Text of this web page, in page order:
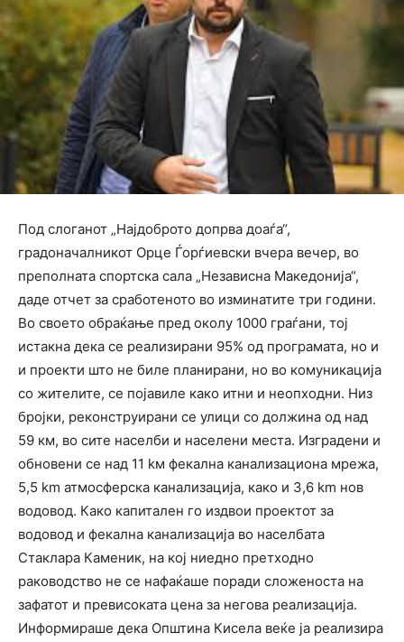
Под слоганот „Најдоброто допрва доаѓа“,
градоначалникот Орце Ѓорѓиевски вчера вечер, во
преполната спортска сала „Независна Македонија“,
даде отчет за сработеното во изминатите три години.
Во своето обраќање пред околу 1000 граѓани, тој
истакна дека се реализирани 95% од програмата, но и
и проекти што не биле планирани, но во комуникација
со жителите, се појавиле како итни и неопходни. Низ
бројки, реконструирани се улици со должина од над
59 км, во сите населби и населени места. Изградени и
обновени се над 11 kм фекална канализациона мрежа,
5,5 km атмосферска канализација, како и 3,6 km нов
водовод. Како капитален го издвoи проектот за
водовод и фекална канализација во населбата
Стаклара Каменик, на кој ниедно претходно
раководство не се нафаќаше поради сложеноста на
зафатот и превисоката цена за негова реализација.
Информираше дека Општина Кисела веќе ја реализира